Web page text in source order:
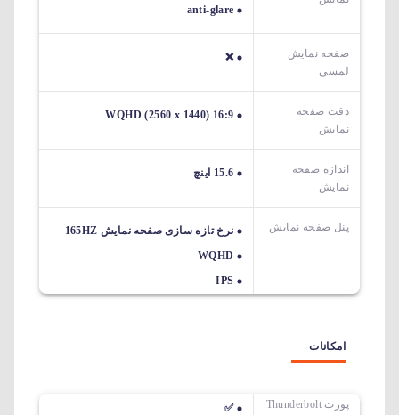
anti-glare
صفحه نمایش
لمسی
❌
دقت صفحه
نمایش
WQHD (2560 x 1440) 16:9
اندازه صفحه
نمایش
15.6 اینچ
پنل صفحه نمایش
نرخ تازه سازی صفحه نمایش 165HZ
WQHD
IPS
امکانات
پورت Thunderbolt ✅